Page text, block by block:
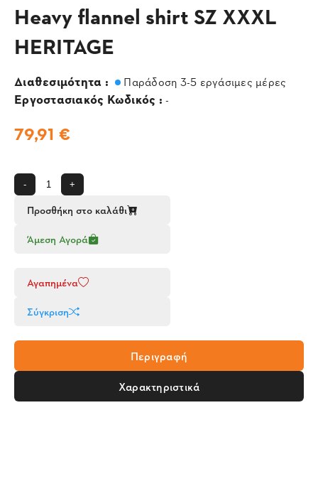
Heavy flannel shirt SZ XXXL
HERITAGE
Διαθεσιμότητα : Παράδοση 3-5 εργάσιμες μέρες
Εργοστασιακός Κωδικός : -
79,91 €
- +
Προσθήκη στο καλάθι
Άμεση Αγορά
Αγαπημένα
Σύγκριση
Περιγραφή
Χαρακτηριστικά